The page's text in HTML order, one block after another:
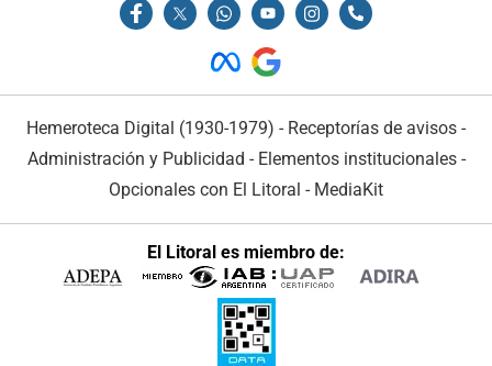
Hemeroteca Digital (1930-1979) - Receptorías de avisos -
Administración y Publicidad - Elementos institucionales-
Opcionales con El Litoral - MediaKit
El Litoral es miembro de: